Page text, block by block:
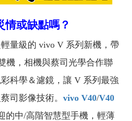
情或缺點嗎？
級的 vivo V 系列新機，帶
機，相機與蔡司光學合作聯
科學＆濾鏡，讓 V 系列最強
司影像技術。 vivo V40/V40
的中/高階智慧型手機，輕薄